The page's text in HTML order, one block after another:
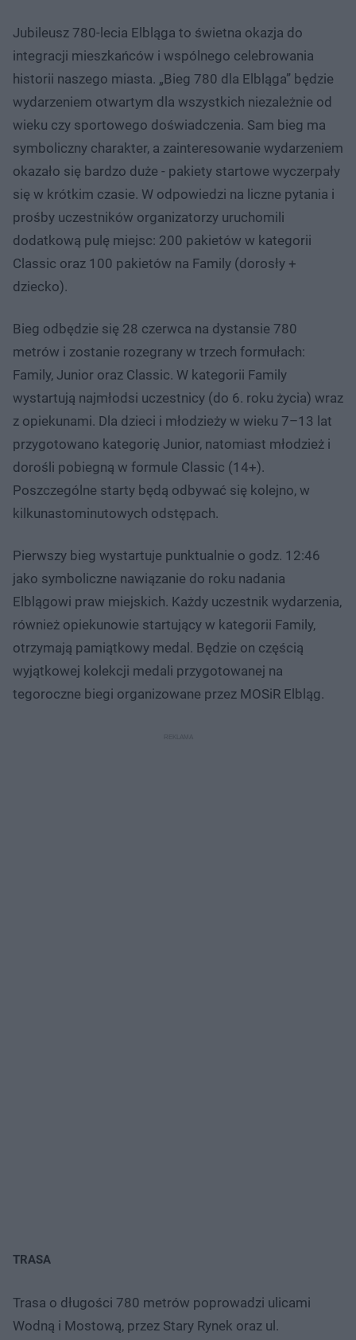
Jubileusz 780-lecia Elbląga to świetna okazja do
integracji mieszkańców i wspólnego celebrowania
historii naszego miasta. „Bieg 780 dla Elbląga” będzie
wydarzeniem otwartym dla wszystkich niezależnie od
wieku czy sportowego doświadczenia. Sam bieg ma
symboliczny charakter, a zainteresowanie wydarzeniem
okazało się bardzo duże - pakiety startowe wyczerpały
się w krótkim czasie. W odpowiedzi na liczne pytania i
prośby uczestników organizatorzy uruchomili
dodatkową pulę miejsc: 200 pakietów w kategorii
Classic oraz 100 pakietów na Family (dorosły +
dziecko).
Bieg odbędzie się 28 czerwca na dystansie 780
metrów i zostanie rozegrany w trzech formułach:
Family, Junior oraz Classic. W kategorii Family
wystartują najmłodsi uczestnicy (do 6. roku życia) wraz
z opiekunami. Dla dzieci i młodzieży w wieku 7–13 lat
przygotowano kategorię Junior, natomiast młodzież i
dorośli pobiegną w formule Classic (14+).
Poszczególne starty będą odbywać się kolejno, w
kilkunastominutowych odstępach.
Pierwszy bieg wystartuje punktualnie o godz. 12:46
jako symboliczne nawiązanie do roku nadania
Elblągowi praw miejskich. Każdy uczestnik wydarzenia,
również opiekunowie startujący w kategorii Family,
otrzymają pamiątkowy medal. Będzie on częścią
wyjątkowej kolekcji medali przygotowanej na
tegoroczne biegi organizowane przez MOSiR Elbląg.
TRASA
Trasa o długości 780 metrów poprowadzi ulicami
Wodną i Mostową, przez Stary Rynek oraz ul.